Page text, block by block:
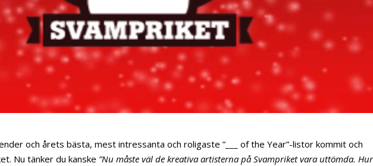
och årets bästa, mest intressanta och roligaste ”___ of the Year”-listor kommit och
Nu tänker du kanske ”Nu måste väl de kreativa artisterna på Svampriket vara uttömda. Hur